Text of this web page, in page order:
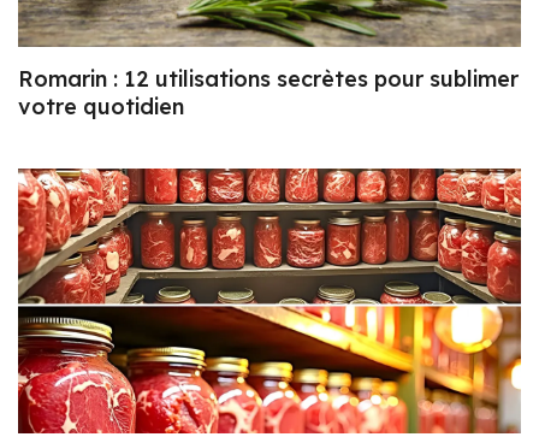
Romarin : 12 utilisations secrètes pour sublimer
votre quotidien